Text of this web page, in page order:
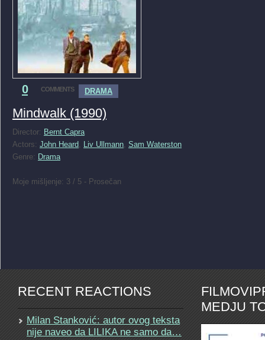
0 COMMENTS DRAMA
Mindwalk (1990)
Director: Bernt Capra
Actors: John Heard Liv Ullmann Sam Waterston
Genre: Drama
Moje mišljenje: 3 / 5 - Prosečan
RECENT REACTIONS
Milan Stanković: autor ovog teksta
nije naveo da LILIKA ne samo da…
MEDJU